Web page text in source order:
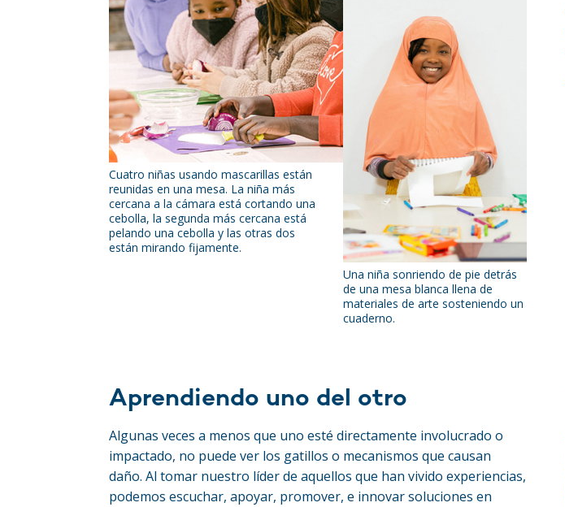
Cuatro niñas usando mascarillas están
reunidas en una mesa. La niña más
cercana a la cámara está cortando una
cebolla, la segunda más cercana está
pelando una cebolla y las otras dos
están mirando fijamente.
Una niña sonriendo de pie detrás
de una mesa blanca llena de
materiales de arte sosteniendo un
cuaderno.
Aprendiendo uno del otro
Algunas veces a menos que uno esté directamente involucrado o
impactado, no puede ver los gatillos o mecanismos que causan
daño. Al tomar nuestro líder de aquellos que han vivido experiencias,
podemos escuchar, apoyar, promover, e innovar soluciones en